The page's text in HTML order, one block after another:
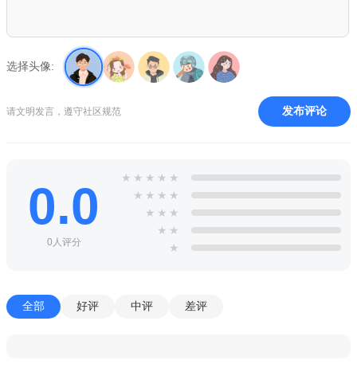
一个相识的机会，通过聊天让旅程欢乐充满回味。
无论你在城市的哪一个角落，只需要通过顺搭的平台，就可
以找到同路相伴而行的朋友。无论你是习惯开车出行的车主，还
选择头像:
请文明发言，遵守社区规范 发布评论
0.0
0人评分
★ ★ ★ ★ ★
★ ★ ★ ★
★ ★ ★
★ ★
★
全部 好评 中评 差评